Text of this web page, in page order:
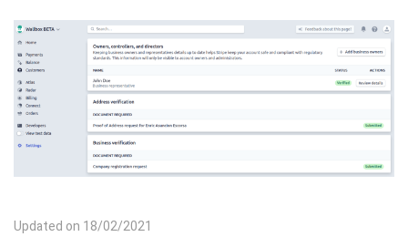
Updated on 18/02/2021